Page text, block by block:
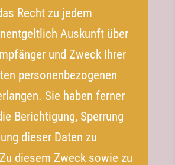
Recht zu jedem
Auskunft über
und Zweck Ihrer
personenbezogenen
Sie haben ferner
Berichtigung, Sperrung
dieser Daten zu
diesem Zweck sowie zu